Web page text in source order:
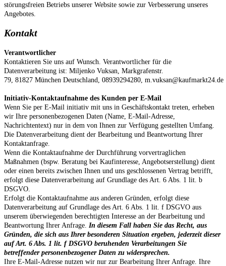
störungsfreien Betriebs unserer Website sowie zur Verbesserung unseres
Angebotes.
Kontakt
Verantwortlicher
Kontaktieren Sie uns auf Wunsch. Verantwortlicher für die
Datenverarbeitung ist: Miljenko Vuksan, Markgrafenstr.
79, 81827 München Deutschland, 08939294280, m.vuksan@kaufmarkt24.de
Initiativ-Kontaktaufnahme des Kunden per E-Mail
Wenn Sie per E-Mail initiativ mit uns in Geschäftskontakt treten, erheben
wir Ihre personenbezogenen Daten (Name, E-Mail-Adresse,
Nachrichtentext) nur in dem von Ihnen zur Verfügung gestellten Umfang.
Die Datenverarbeitung dient der Bearbeitung und Beantwortung Ihrer
Kontaktanfrage.
Wenn die Kontaktaufnahme der Durchführung vorvertraglichen
Maßnahmen (bspw. Beratung bei Kaufinteresse, Angebotserstellung) dient
oder einen bereits zwischen Ihnen und uns geschlossenen Vertrag betrifft,
erfolgt diese Datenverarbeitung auf Grundlage des Art. 6 Abs. 1 lit. b
DSGVO.
Erfolgt die Kontaktaufnahme aus anderen Gründen, erfolgt diese
Datenverarbeitung auf Grundlage des Art. 6 Abs. 1 lit. f DSGVO aus
unserem überwiegenden berechtigten Interesse an der Bearbeitung und
Beantwortung Ihrer Anfrage. In diesem Fall haben Sie das Recht, aus
Gründen, die sich aus Ihrer besonderen Situation ergeben, jederzeit dieser
auf Art. 6 Abs. 1 lit. f DSGVO beruhenden Verarbeitungen Sie
betreffender personenbezogener Daten zu widersprechen.
Ihre E-Mail-Adresse nutzen wir nur zur Bearbeitung Ihrer Anfrage. Ihre